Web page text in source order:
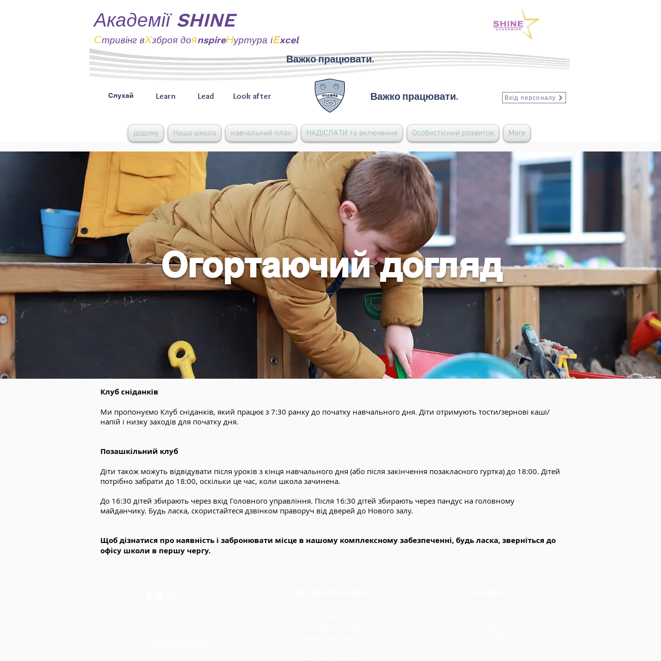
Академії SHINE
Стривінг вХзброя дояnspireНуртура іExcel
Слухай Важко працювати.
Learn Lead Look after Вхід персоналу
Важко працювати.
додому Наша школа навчальний план НАДІСЛАТИ та включення Особистісний розвиток More
Огортаючий догляд
Клуб сніданків
Ми пропонуємо Клуб сніданків, який працює з 7:30 ранку до початку навчального дня. Діти отримують тости/зернові каші/
напій і низку заходів для початку дня.
Позашкільний клуб
Діти також можуть відвідувати після уроків з кінця навчального дня (або після закінчення позакласного гуртка) до 18:00. Дітей
потрібно забрати до 18:00, оскільки це час, коли школа зачинена.
До 16:30 дітей збирають через вхід Головного управління. Після 16:30 дітей збирають через пандус на головному
майданчику. Будь ласка, скористайтеся дзвінком праворуч від дверей до Нового залу.
Щоб дізнатися про наявність і забронювати місце в нашому комплексному забезпеченні, будь ласка, зверніться до
офісу школи в першу чергу.